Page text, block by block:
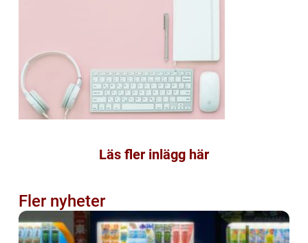
Läs fler inlägg här
Fler nyheter